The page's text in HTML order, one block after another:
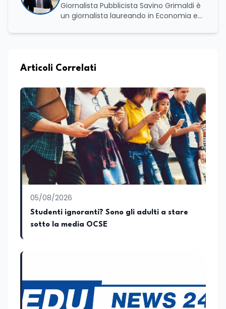
Giornalista Pubblicista Savino Grimaldi è
un giornalista laureando in Economia e
maturata nel settore della formazione.
professionale, distinguendosi per una
attive del lavoro e delle dinamiche che
legano istruzione, occupazione e
sviluppo delle competenze. Alla
preparazione economica e professionale
affianca una grande passione per la
lettura e per il giornalismo, che ne
arricchiscono il profilo umano e
culturale. Spazia con disinvoltura tra
diverse tematiche, offrendo sempre il
proprio punto di vista con equilibrio,
sensibilità e spirito critico.
Articoli Correlati
05/08/2026
Studenti ignoranti? Sono gli adulti a stare
sotto la media OCSE